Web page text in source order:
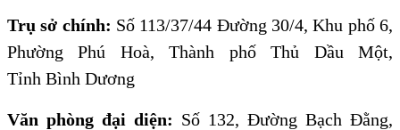
Trụ sở chính: Số 113/37/44 Đường 30/4, Khu phố 6,
Phường Phú Hoà, Thành phố Thủ Dầu Một,
Tỉnh Bình Dương
Văn phòng đại diện: Số 132, Đường Bạch Đằng,